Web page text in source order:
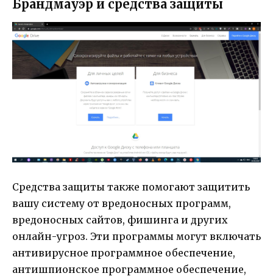
Брандмауэр и средства защиты
Средства защиты также помогают защитить
вашу систему от вредоносных программ,
вредоносных сайтов, фишинга и других
онлайн-угроз. Эти программы могут включать
антивирусное программное обеспечение,
антишпионское программное обеспечение,